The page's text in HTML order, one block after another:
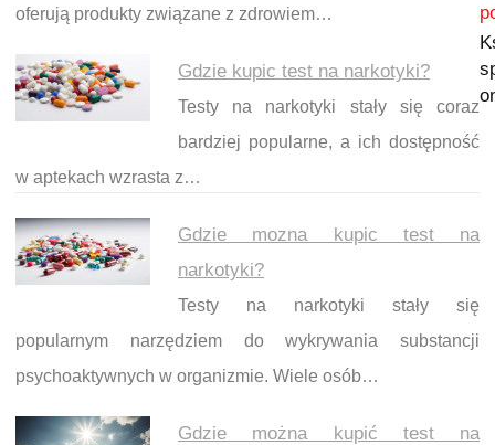
oferują produkty związane z zdrowiem…
Gdzie kupic test na narkotyki?
Testy na narkotyki stały się coraz
bardziej popularne, a ich dostępność
w aptekach wzrasta z…
Gdzie mozna kupic test na
narkotyki?
Testy na narkotyki stały się
popularnym narzędziem do wykrywania substancji
psychoaktywnych w organizmie. Wiele osób…
Gdzie można kupić test na